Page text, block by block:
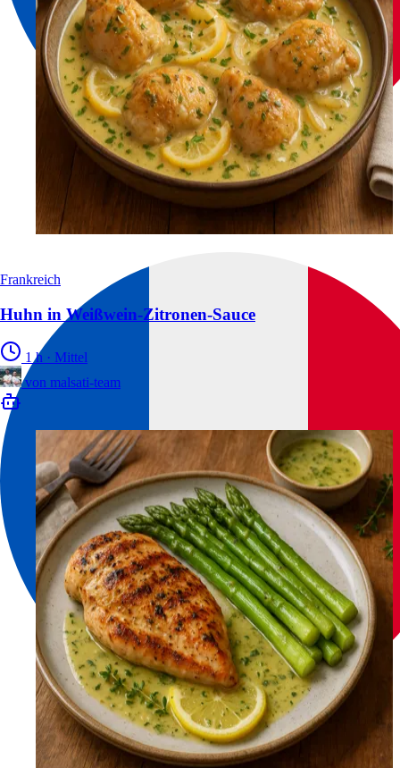
Frankreich
Huhn in Weißwein-Zitronen-Sauce
1 h · Mittel
von malsati-team